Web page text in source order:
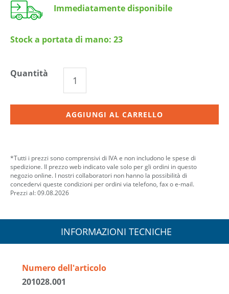
Immediatamente disponibile
Stock a portata di mano: 23
Quantità
AGGIUNGI AL CARRELLO
*Tutti i prezzi sono comprensivi di IVA e non includono le spese di
spedizione. Il prezzo web indicato vale solo per gli ordini in questo
negozio online. I nostri collaboratori non hanno la possibilità di
concedervi queste condizioni per ordini via telefono, fax o e-mail.
Prezzi al: 09.08.2026
INFORMAZIONI TECNICHE
Numero dell'articolo
201028.001